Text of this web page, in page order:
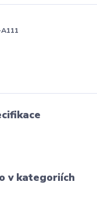
v kategoriích